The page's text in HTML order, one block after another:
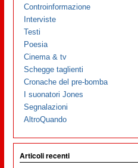
Controinformazione
Interviste
Testi
Poesia
Cinema & tv
Schegge taglienti
Cronache del pre-bomba
I suonatori Jones
Segnalazioni
AltroQuando
Articoli recenti